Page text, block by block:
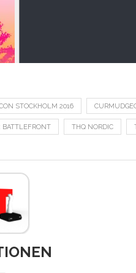
STOCKHOLM 2016
BATTLEFRONT THQ NORDIC